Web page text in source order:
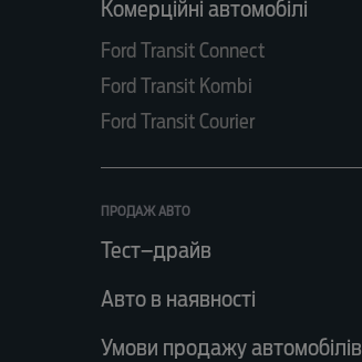
Комерційні автомобілі
Ford Transit Connect
Ford Transit Kombi
Ford Transit Courier
ПРОДАЖ АВТО
Тест–драйв
Авто в наявності
Умови продажу автомобілів